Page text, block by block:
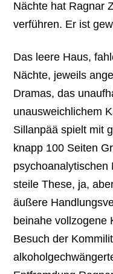
Nächte hat Ragnar
verführen. Er ist
Das leere Haus,
Nächte, jeweils
Dramas, das
unausweichlichem
Sillanpää spielt mit
knapp 100 Seiten
psychoanalytischen
steile These, ja,
äußere
beinahe vollzogene
Besuch der